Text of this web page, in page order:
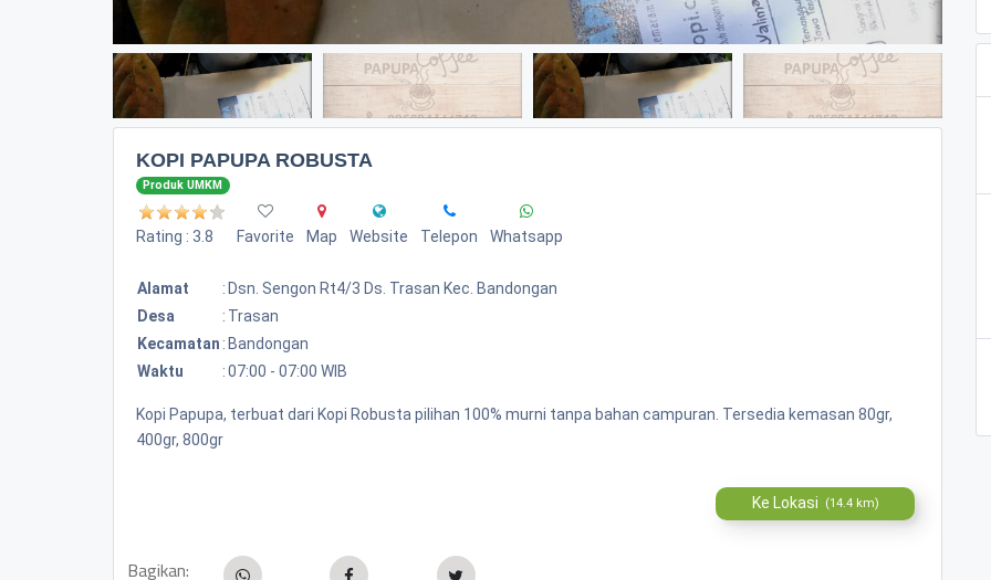
KOPI PAPUPA ROBUSTA
Produk UMKM
Rating : 3.8 Favorite Map Website Telepon Whatsapp
Alamat : Dsn. Sengon Rt4/3 Ds. Trasan Kec. Bandongan
Desa
: Trasan
Kecamatan : Bandongan
Waktu
:07:00 - 07:00 WIB
Kopi Papupa, terbuat dari Kopi Robusta pilihan 100% murni tanpa bahan campuran. Tersedia kemasan 80gr,
400gr, 800gr
Ke Lokasi (14.4 km)
Bagikan: